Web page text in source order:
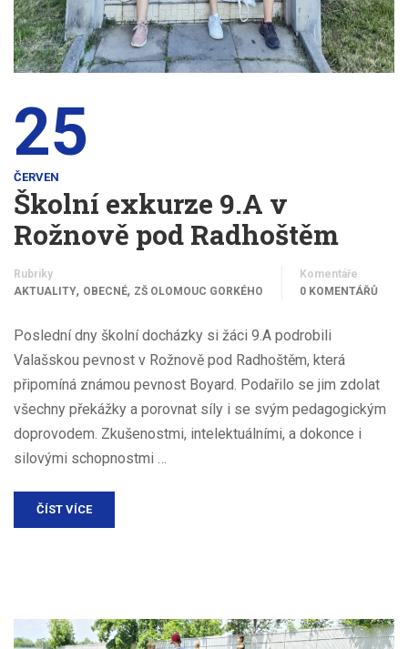
25
ČERVEN
Školní exkurze 9.A v
Rožnově pod Radhoštěm
Rubriky
AKTUALITY, OBECNÉ, ZŠ OLOMOUC GORKÉHO
Komentáře
0 KOMENTÁŘŮ
Poslední dny školní docházky si žáci 9.A podrobili
Valašskou pevnost v Rožnově pod Radhoštěm, která
připomíná známou pevnost Boyard. Podařilo se jim zdolat
všechny překážky a porovnat síly i se svým pedagogickým
doprovodem. Zkušenostmi, intelektuálními, a dokonce i
silovými schopnostmi …
ČÍST VÍCE